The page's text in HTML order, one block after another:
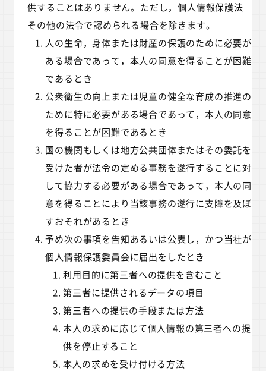
供することはありません。ただし，個人情報保護法
その他の法令で認められる場合を除きます。
人の生命，身体または財産の保護のために必要が
ある場合であって，本人の同意を得ることが困難
であるとき
公衆衛生の向上または児童の健全な育成の推進の
ために特に必要がある場合であって，本人の同意
を得ることが困難であるとき
国の機関もしくは地方公共団体またはその委託を
受けた者が法令の定める事務を遂行することに対
して協力する必要がある場合であって，本人の同
意を得ることにより当該事務の遂行に支障を及ぼ
すおそれがあるとき
予め次の事項を告知あるいは公表し，かつ当社が
個人情報保護委員会に届出をしたとき
利用目的に第三者への提供を含むこと
第三者に提供されるデータの項目
第三者への提供の手段または方法
本人の求めに応じて個人情報の第三者への提
供を停止すること
本人の求めを受け付ける方法